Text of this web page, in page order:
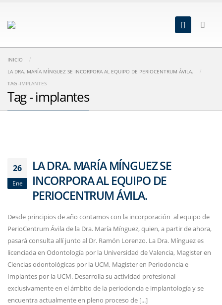
INICIO
LA DRA. MARÍA MÍNGUEZ SE INCORPORA AL EQUIPO DE PERIOCENTRUM ÁVILA.
TAG -IMPLANTES
Tag - implantes
26
Ene
LA DRA. MARÍA MÍNGUEZ SE
INCORPORA AL EQUIPO DE
PERIOCENTRUM ÁVILA.
Desde principios de año contamos con la incorporación al equipo de
PerioCentrum Ávila de la Dra. María Mínguez, quien, a partir de ahora,
pasará consulta allí junto al Dr. Ramón Lorenzo. La Dra. Mínguez es
licenciada en Odontología por la Universidad de Valencia, Magister en
Ciencias odontológicas por la UCM, Magister en Periodoncia e
Implantes por la UCM. Desarrolla su actividad profesional
exclusivamente en el ámbito de la periodoncia e implantología y se
encuentra actualmente en pleno proceso de [...]